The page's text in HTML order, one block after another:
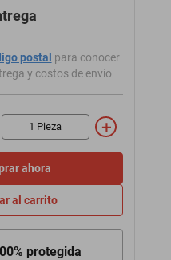
postal para conocer
y costos de envío
＋
ahora
al carrito
protegida